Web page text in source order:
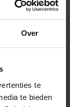
Over
te
te bieden